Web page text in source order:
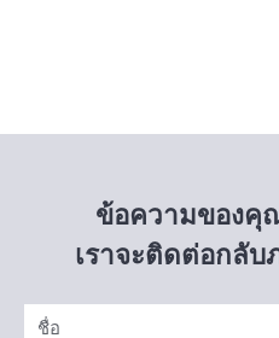
ข้อความของ
เราจะติดต่อกลับ